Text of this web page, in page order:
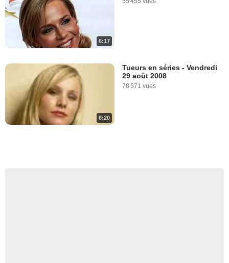
6:17
6:20
Tueurs en séries - Vendredi
29 août 2008
78 571 vues